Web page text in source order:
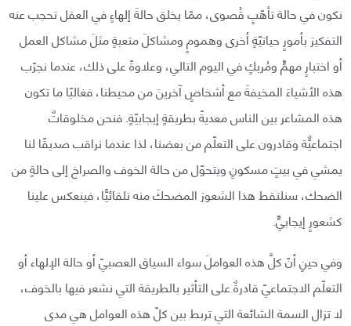
نكون في حالة تأهّبٍ قُصوى، ممّا يخلق حالةَ إلهاءٍ في العقل تحجب عنه
التفكيرَ بأمورٍ حياتيّةٍ أخرى وهمومٍ ومشاكلَ متعبةٍ مثلَ مشاكل العمل
أو اختبارٍ مهمٍّ ومُربكٍ في اليوم التالي، وعلاوةً على ذلك، عندما نجرّب
هذه الأشياءَ المخيفةَ مع أشخاصٍ آخرينَ من محيطنا، فغالبًا ما تكون
هذه المشاعر بين الناس معديةً بطريقةٍ إيجابيّةٍ. فنحن مخلوقاتٌ
اجتماعيٌّة وقادرون على التعلّم من بعضنا، لذا عندما نراقب صديقًا لنا
يمشي في بيتٍ مسكونٍ ويتحوّل من حالة الخوف والصراخ إلى حالةٍ من
الضحك، سنلتقط هذا الشعورَ المضحكَ منه تلقائيًّا، فينعكس علينا
كشعورٍ إيجابيٍّ.
وفي حينِ أنّ كلَّ هذه العواملَ سواء السياق العصبيّ أو حالة الإلهاء أو
التعلّم الاجتماعيّ قادرةٌ على التأثير بالطريقة التي نشعر فيها بالخوف،
لا تزال السمة الشائعة التي تربط بين كلّ هذه العوامل هي مدى